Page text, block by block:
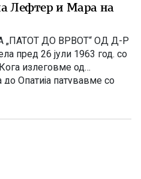
Лефтер и Мара на
ДО ВРВОТ“ OД Д-Р
пред 26 јули 1963 год. со
излеговме од
Опатија патувавме со
од светилки. Секаде по